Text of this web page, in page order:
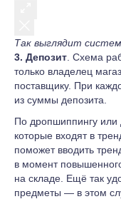
Так выглядит
3. Депозит . Схема
только владелец
поставщику. При
из суммы депозита.
По дропшиппингу или
которые входят в
поможет вводить
в момент
на складе. Ещё так
предметы — в этом